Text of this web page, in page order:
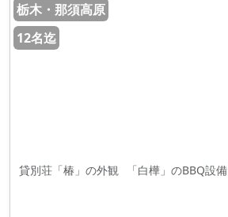
栃木・那須高原
12名迄
貸別荘「椿」の外観 「白樺」のBBQ設備